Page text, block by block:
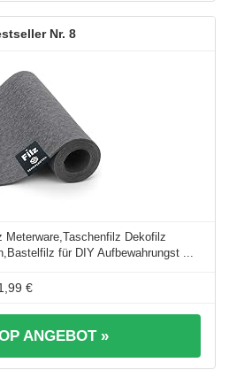
8
Meterware,Taschenfilz Dekofilz
für DIY Aufbewahrungst ...
€
ANGEBOT »